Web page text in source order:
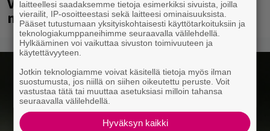
myös metalliklassikot-konsertti
laitteellesi saadaksemme tietoja esimerkiksi sivuista, joilla
vierailit, IP-osoitteestasi sekä laitteesi ominaisuuksista.
Pääset tutustumaan yksityiskohtaisesti käyttötarkoituksiin ja
teknologiakumppaneihimme seuraavalla välilehdellä.
Hylkääminen voi vaikuttaa sivuston toimivuuteen ja
käytettävyyteen.
Jotkin teknologiamme voivat käsitellä tietoja myös ilman
suostumusta, jos niillä on siihen oikeutettu peruste. Voit
vastustaa tätä tai muuttaa asetuksiasi milloin tahansa
seuraavalla välilehdellä.
Hyväksyn kaikki